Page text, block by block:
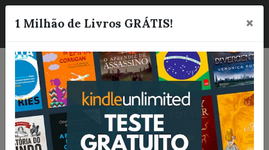
☰
1 Milhão de Livros GRÁTIS! ×